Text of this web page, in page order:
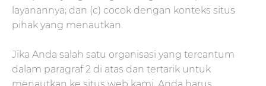
layanannya; dan (c) cocok dengan konteks situs
pihak yang menautkan.
Jika Anda salah satu organisasi yang tercantum
dalam paragraf 2 di atas dan tertarik untuk